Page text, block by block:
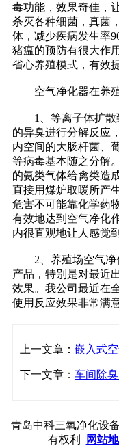
毒功能，效果奇佳，
杀灭各种细菌，真菌
体，减少疾病发生率
猪瘟的预防有很大作
省心养殖模式，有效
空气净化器在养殖
1、等离子体扩散
的异臭进行分解反应
内空间的大肠杆菌、
等病毒基本随之分解
的氨类气体给禽类造
直接用煤炉取暖所产
危害不可能靠化学药
有效地达到空气净化
内很直观地让人感觉
2、养殖场空气净
产品，特别是对最近
效果。我公司最近在
使用反应效果非常满
上一文章： 嵌入式
下一文章： 车间除
青岛中科三氧净化设
有权利
网站